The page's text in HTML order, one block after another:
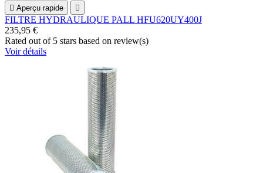
 Aperçu rapide 
FILTRE HYDRAULIQUE PALL HFU620UY400J
235,95 €
Rated out of 5 stars based on review(s)
Voir détails